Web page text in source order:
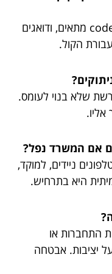
ת: כן, אם מגדירים QoS, בוחרים codec מתאים, ודואגים
הקול.
רשת שלא בנוי לעומס.
אם המשרד נפל?
ניידים, למוקד,
היא בתרחיש.
התחברות או
יציבות. אבטחה